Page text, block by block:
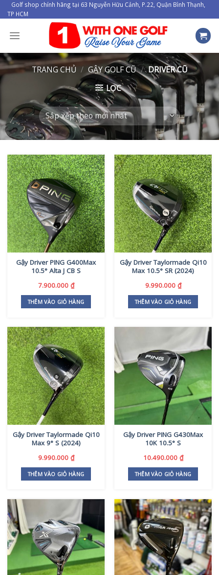
Skip
to
content
Golf shop chính hãng tại 63 Nguyễn Hữu Cảnh, P.22, Quận Bình Thạnh,
TP HCM
TRANG CHỦ / GẬY GOLF CŨ / DRIVER CŨ
LỌC
Gậy Driver PING G400Max
10.5° Alta J CB S
7.900.000 ₫
THÊM VÀO GIỎ HÀNG
Gậy Driver Taylormade Qi10
Max 10.5° SR (2024)
9.990.000 ₫
THÊM VÀO GIỎ HÀNG
Gậy Driver Taylormade Qi10
Max 9° S (2024)
9.990.000 ₫
THÊM VÀO GIỎ HÀNG
Gậy Driver PING G430Max
10K 10.5° S
10.490.000 ₫
THÊM VÀO GIỎ HÀNG